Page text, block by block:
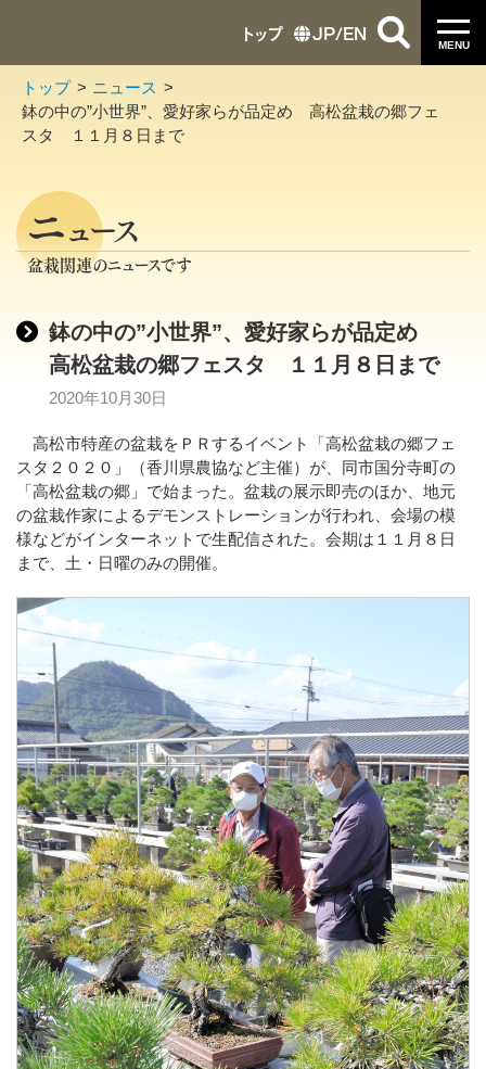
MENU
トップ JP/EN
トップ
ニュース
鉢の中の”小世界”、愛好家らが品定め 高松盆栽の郷フェ
スタ １１月８日まで
ニュース
盆栽関連のニュースです
鉢の中の”小世界”、愛好家らが品定め
高松盆栽の郷フェスタ １１月８日まで
2020年10月30日
高松市特産の盆栽をＰＲするイベント「高松盆栽の郷フェ
スタ２０２０」（香川県農協など主催）が、同市国分寺町の
「高松盆栽の郷」で始まった。盆栽の展示即売のほか、地元
の盆栽作家によるデモンストレーションが行われ、会場の模
様などがインターネットで生配信された。会期は１１月８日
まで、土・日曜のみの開催。